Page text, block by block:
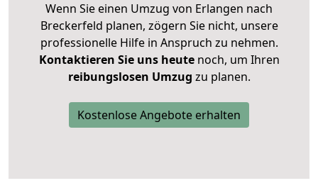
Wenn Sie einen Umzug von Erlangen nach
Breckerfeld planen, zögern Sie nicht, unsere
professionelle Hilfe in Anspruch zu nehmen.
Kontaktieren Sie uns heutenoch, um Ihren
reibungslosen Umzug zu planen.
Kostenlose Angebote erhalten